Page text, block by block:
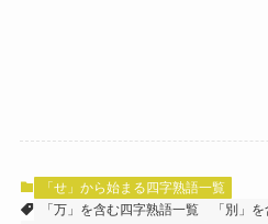
「せ」から始まる四字熟語一覧
「万」を含む四字熟語一覧
「別」